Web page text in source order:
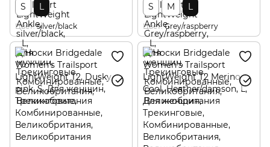
S L
Цвет silver/black
S M L
Цвет Grey/raspberry